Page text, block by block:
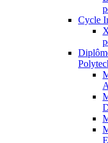
Cycle